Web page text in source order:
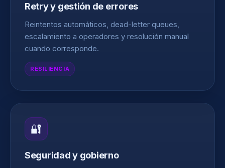
Retry y gestión de errores
Reintentos automáticos, dead-letter queues,
escalamiento a operadores y resolución manual
cuando corresponde.
RESILIENCIA
🔐
Seguridad y gobierno